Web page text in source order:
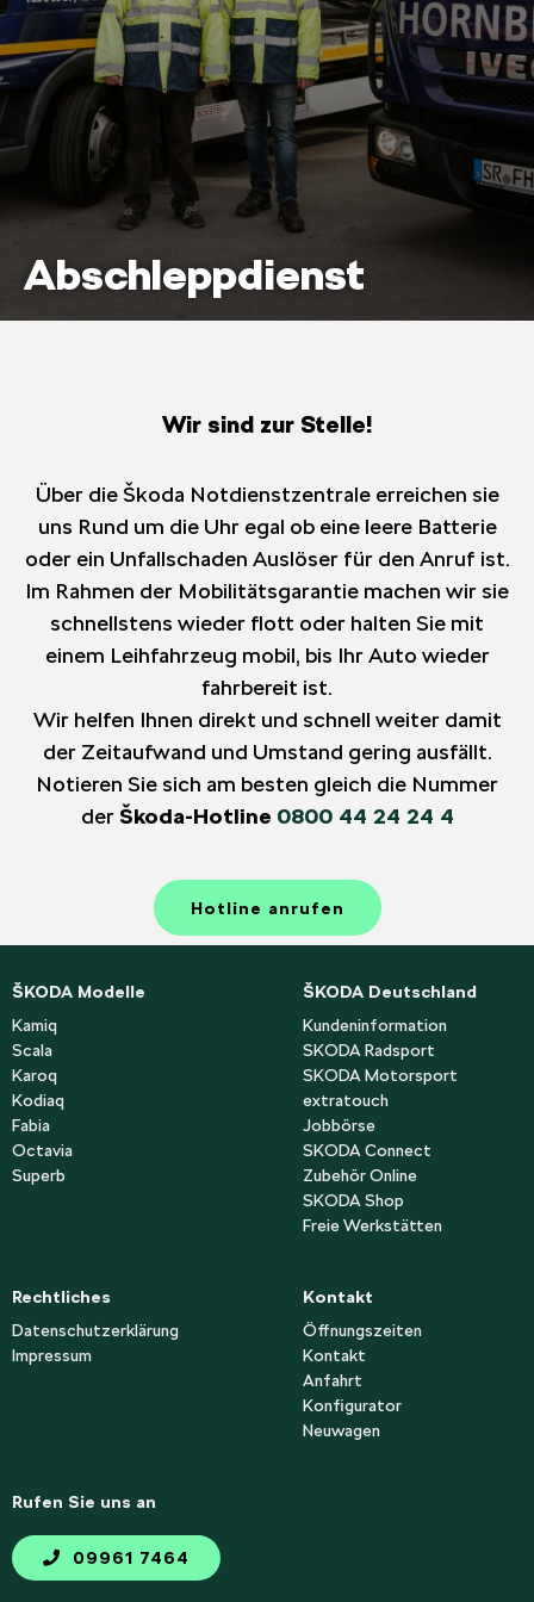
Abschleppdienst
Wir sind zur Stelle!
Über die Škoda Notdienstzentrale erreichen sie
uns Rund um die Uhr egal ob eine leere Batterie
oder ein Unfallschaden Auslöser für den Anruf ist.
Im Rahmen der Mobilitätsgarantie machen wir sie
schnellstens wieder flott oder halten Sie mit
einem Leihfahrzeug mobil, bis Ihr Auto wieder
fahrbereit ist.
Wir helfen Ihnen direkt und schnell weiter damit
der Zeitaufwand und Umstand gering ausfällt.
Notieren Sie sich am besten gleich die Nummer
der Škoda-Hotline 0800 44 24 24 4
Hotline anrufen
ŠKODA Modelle
Kamiq
Scala
Karoq
Kodiaq
Fabia
Octavia
Superb
ŠKODA Deutschland
Kundeninformation
SKODA Radsport
SKODA Motorsport
extratouch
Jobbörse
SKODA Connect
Zubehör Online
SKODA Shop
Freie Werkstätten
Rechtliches
Datenschutzerklärung
Impressum
Kontakt
Öffnungszeiten
Kontakt
Anfahrt
Konfigurator
Neuwagen
Rufen Sie uns an
09961 7464